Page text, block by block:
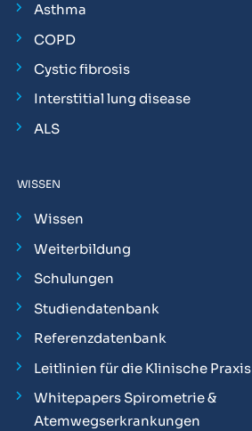
Asthma
COPD
Cystic fibrosis
Interstitial lung disease
ALS
WISSEN
Wissen
Weiterbildung
Schulungen
Studiendatenbank
Referenzdatenbank
Leitlinien für die Klinische Praxis
Whitepapers Spirometrie &
Atemwegserkrankungen